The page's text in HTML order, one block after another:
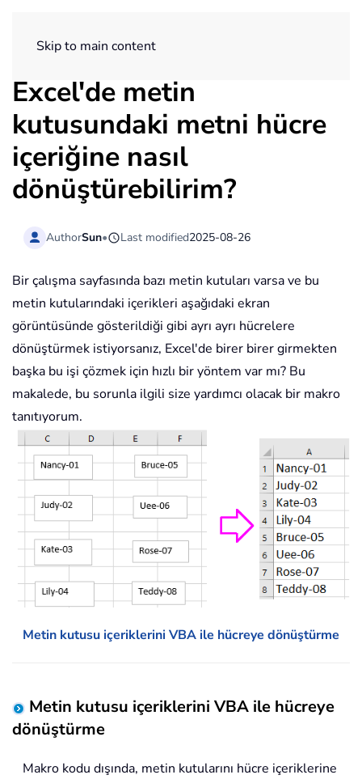
Skip to main content
Excel'de metin
kutusundaki metni hücre
içeriğine nasıl
dönüştürebilirim?
AuthorSun• Last modified2025-08-26
Bir çalışma sayfasında bazı metin kutuları varsa ve bu
metin kutularındaki içerikleri aşağıdaki ekran
görüntüsünde gösterildiği gibi ayrı ayrı hücrelere
dönüştürmek istiyorsanız, Excel'de birer birer girmekten
başka bu işi çözmek için hızlı bir yöntem var mı? Bu
makalede, bu sorunla ilgili size yardımcı olacak bir makro
tanıtıyorum.
Metin kutusu içeriklerini VBA ile hücreye dönüştürme
Metin kutusu içeriklerini VBA ile hücreye
dönüştürme
Makro kodu dışında, metin kutularını hücre içeriklerine